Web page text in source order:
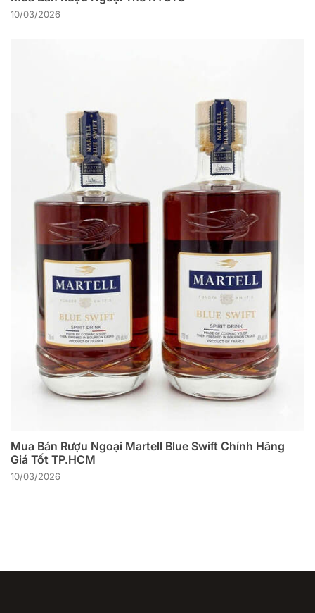
10/03/2026
Mua Bán Rượu Ngoại Martell Blue Swift Chính Hãng
Giá Tốt TP.HCM
10/03/2026